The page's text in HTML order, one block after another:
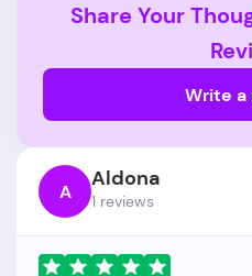
Share Your
Write a
A Aldona
1 reviews